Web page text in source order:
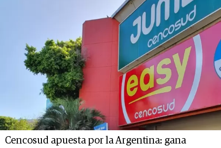
Cencosud apuesta por la Argentina: gana